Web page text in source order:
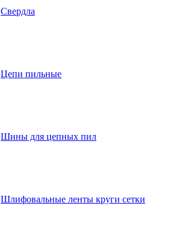
Свердла
Цепи пильные
Шины для цепных пил
Шлифовальные ленты круги сетки